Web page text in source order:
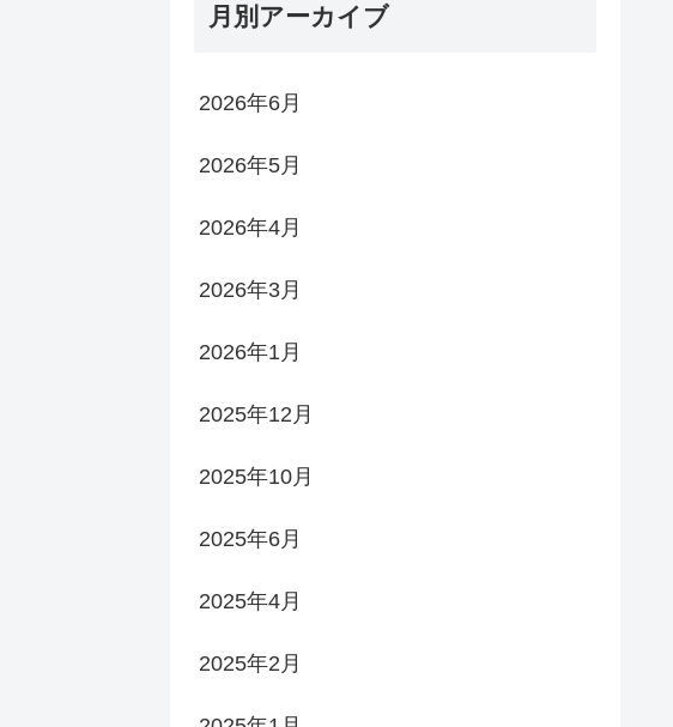
月別アーカイブ
2026年6月
2026年5月
2026年4月
2026年3月
2026年1月
2025年12月
2025年10月
2025年6月
2025年4月
2025年2月